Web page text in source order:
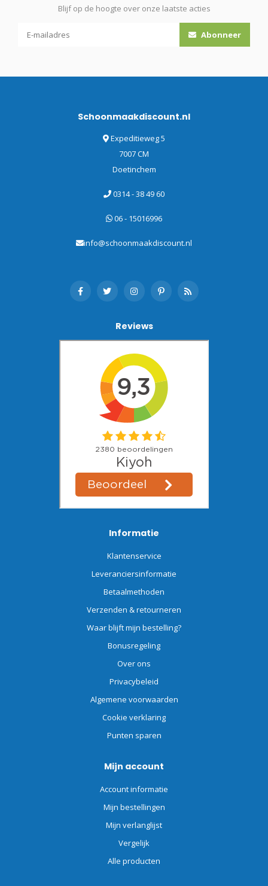
Blijf op de hoogte over onze laatste acties
Abonneer
Schoonmaakdiscount.nl
Expeditieweg 5
7007 CM
Doetinchem
0314 - 38 49 60
06 - 15016996
info@schoonmaakdiscount.nl
Reviews
Informatie
Klantenservice
Leveranciersinformatie
Betaalmethoden
Verzenden & retourneren
Waar blijft mijn bestelling?
Bonusregeling
Over ons
Privacybeleid
Algemene voorwaarden
Cookie verklaring
Punten sparen
Mijn account
Account informatie
Mijn bestellingen
Mijn verlanglijst
Vergelijk
Alle producten